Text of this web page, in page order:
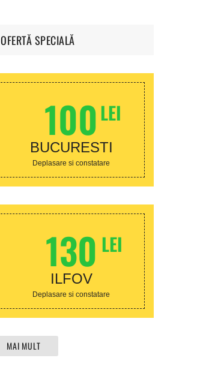
OFERTĂ SPECIALĂ
LEI
100
BUCURESTI
Deplasare si constatare
LEI
130
ILFOV
Deplasare si constatare
MAI MULT